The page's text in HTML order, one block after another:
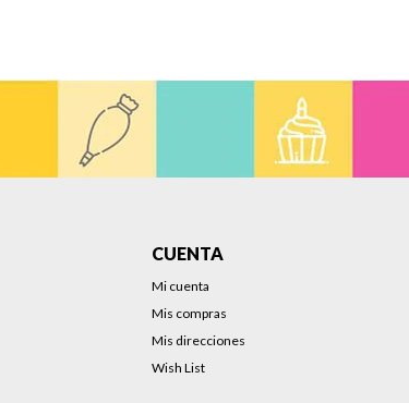
CUENTA
Mi cuenta
Mis compras
Mis direcciones
Wish List